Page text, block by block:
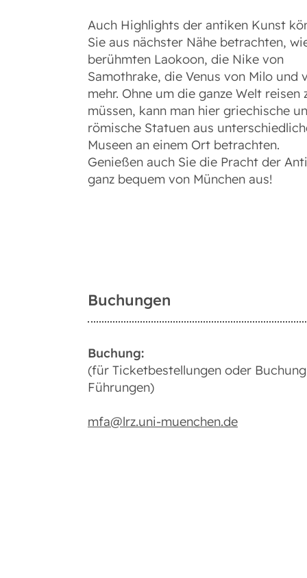
Auch Highlights der antiken Kunst
Sie aus nächster Nähe betrachten,
berühmten Laokoon, die Nike von
Samothrake, die Venus von Milo und
mehr. Ohne um die ganze Welt reisen
müssen, kann man hier griechische
römische Statuen aus
Museen an einem Ort betrachten.
Genießen auch Sie die Pracht der
ganz bequem von München aus!
Buchungen
Buchung:
(für Ticketbestellungen oder
Führungen)
mfa@lrz.uni-muenchen.de